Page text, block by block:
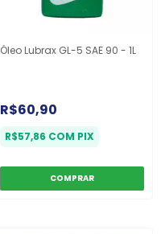
Óleo Lubrax GL-5 SAE 90 - 1L
R$60,90
R$57,86 COM PIX